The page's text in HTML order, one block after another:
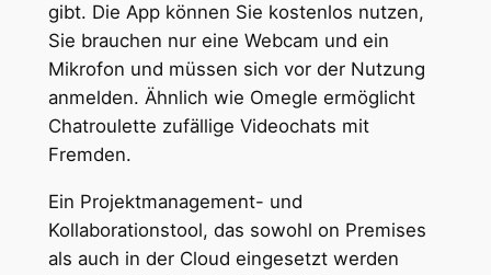
gibt. Die App können Sie kostenlos nutzen,
Sie brauchen nur eine Webcam und ein
Mikrofon und müssen sich vor der Nutzung
anmelden. Ähnlich wie Omegle ermöglicht
Chatroulette zufällige Videochats mit
Fremden.
Ein Projektmanagement- und
Kollaborationstool, das sowohl on Premises
als auch in der Cloud eingesetzt werden